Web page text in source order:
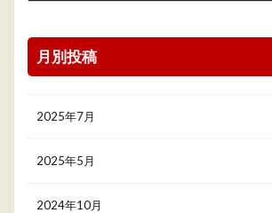
月別投稿
2025年7月
2025年5月
2024年10月